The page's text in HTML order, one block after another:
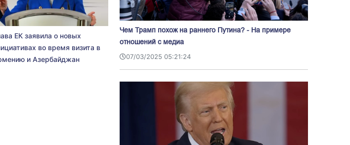
ЕК заявила о новых
во время визита в
и Азербайджан
Чем Трамп похож на раннего Путина? - На примере
отношений с медиа
07/03/2025 05:21:24